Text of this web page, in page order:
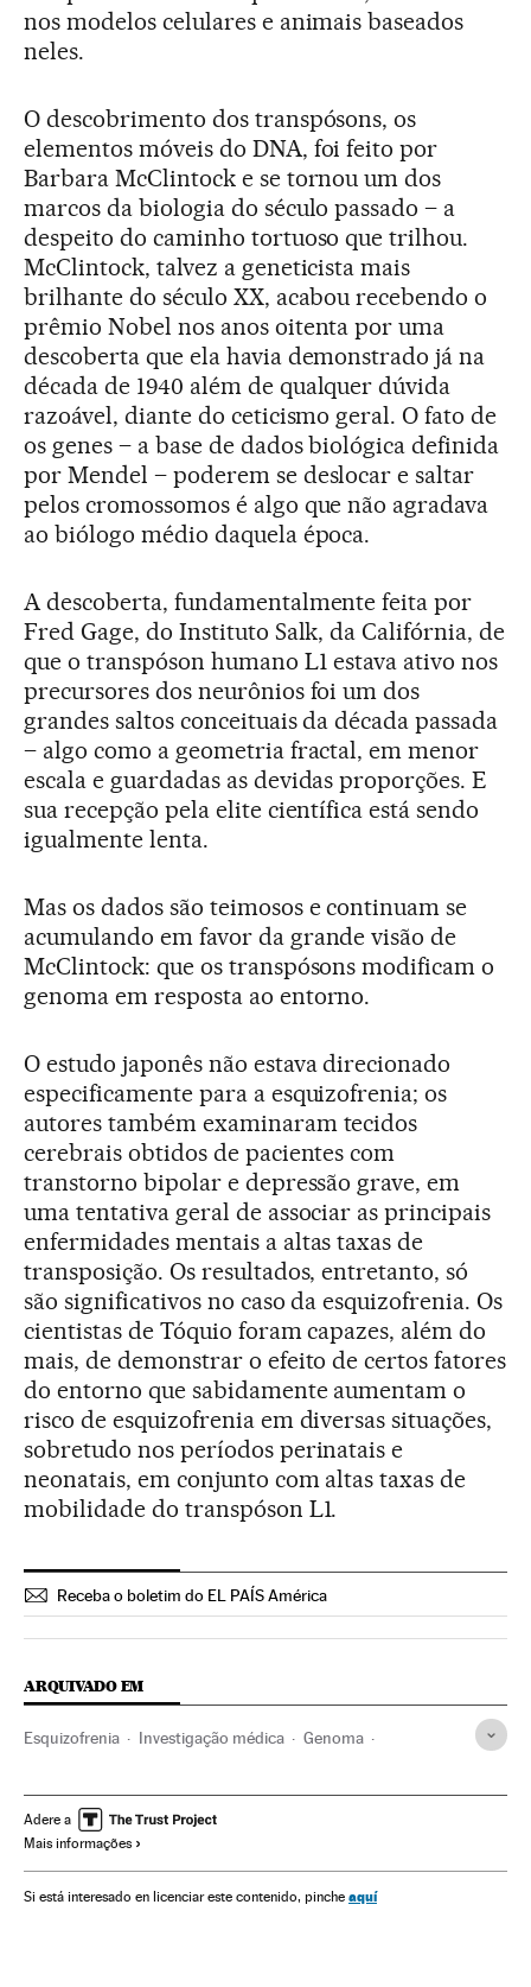
nos modelos celulares e animais baseados
neles.
O descobrimento dos transpósons, os
elementos móveis do DNA, foi feito por
Barbara McClintock e se tornou um dos
marcos da biologia do século passado – a
despeito do caminho tortuoso que trilhou.
McClintock, talvez a geneticista mais
brilhante do século XX, acabou recebendo o
prêmio Nobel nos anos oitenta por uma
descoberta que ela havia demonstrado já na
década de 1940 além de qualquer dúvida
razoável, diante do ceticismo geral. O fato de
os genes – a base de dados biológica definida
por Mendel – poderem se deslocar e saltar
pelos cromossomos é algo que não agradava
ao biólogo médio daquela época.
A descoberta, fundamentalmente feita por
Fred Gage, do Instituto Salk, da Califórnia, de
que o transpóson humano L1 estava ativo nos
precursores dos neurônios foi um dos
grandes saltos conceituais da década passada
– algo como a geometria fractal, em menor
escala e guardadas as devidas proporções. E
sua recepção pela elite científica está sendo
igualmente lenta.
Mas os dados são teimosos e continuam se
acumulando em favor da grande visão de
McClintock: que os transpósons modificam o
genoma em resposta ao entorno.
O estudo japonês não estava direcionado
especificamente para a esquizofrenia; os
autores também examinaram tecidos
cerebrais obtidos de pacientes com
transtorno bipolar e depressão grave, em
uma tentativa geral de associar as principais
enfermidades mentais a altas taxas de
transposição. Os resultados, entretanto, só
são significativos no caso da esquizofrenia. Os
cientistas de Tóquio foram capazes, além do
mais, de demonstrar o efeito de certos fatores
do entorno que sabidamente aumentam o
risco de esquizofrenia em diversas situações,
sobretudo nos períodos perinatais e
neonatais, em conjunto com altas taxas de
mobilidade do transpóson L1.
Receba o boletim do EL PAÍS América
ARQUIVADO EM
Esquizofrenia Investigação médica Genoma
Genes DNA Cromossomas
Ciências naturais
Adere a
Mais informações
Si está interesado en licenciar este contenido, pinche aquí